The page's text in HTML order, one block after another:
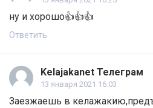
ну и хорошо👍👍👍
Ответить
Kelajakanet Телеграм
13 января 2021 16:03
Заезжаешь в